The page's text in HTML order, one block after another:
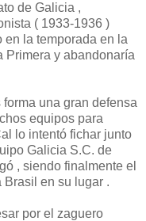
de Galicia ,
( 1933-1936 )
la temporada en la
Primera y abandonaría
una gran defensa
equipos para
lo intentó fichar junto
Galicia S.C. de
, siendo finalmente el
Brasil en su lugar .
por el zaguero